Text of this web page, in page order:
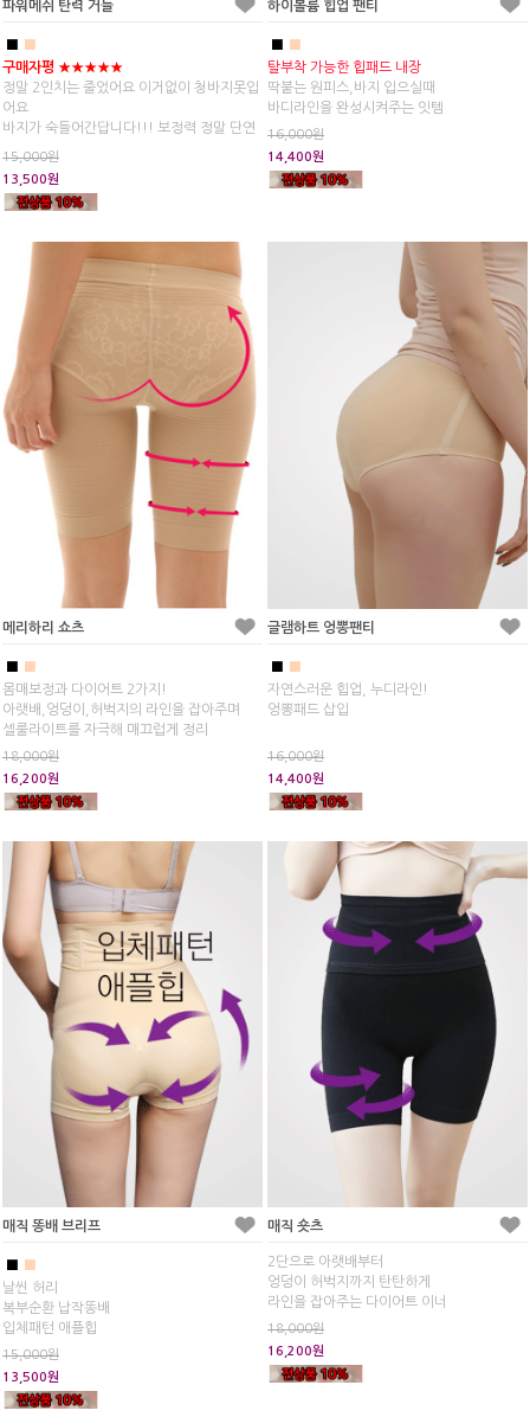
파워메쉬 탄력 거들
■
구매자평 ★★★★★
정말 2인치는 줄었어요 이거없이 청바지못입
어요
바지가 숙들어간답니다!!! 보정력 정말 단연
최고!!
15,000원
13,500원
하이볼륨 힙업 팬티
■
탈부착 가능한 힙패드 내장
딱붙는 원피스,바지 입으실때
바디라인을 완성시켜주는 잇템
16,000원
14,400원
메리하리 쇼츠
■ ■
몸매보정과 다이어트 2가지!
아랫배,엉덩이,허벅지의 라인을 잡아주며
셀룰라이트를 자극해 매끄럽게 정리
18,000원
16,200원
글램하트 엉뽕팬티
■ ■
자연스러운 힙업, 누디라인!
엉뽕패드 삽입
16,000원
14,400원
매직 똥배 브리프
■
날씬 허리
복부순환 납작똥배
입체패턴 애플힙
15,000원
13,500원
매직 숏츠
2단으로 아랫배부터
엉덩이 허벅지까지 탄탄하게
라인을 잡아주는 다이어트 이너
18,000원
16,200원